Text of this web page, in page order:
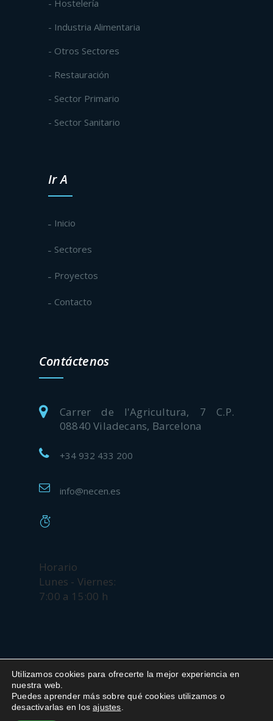
- Hostelería
- Industria Alimentaria
- Otros Sectores
- Restauración
- Sector Primario
- Sector Sanitario
Ir A
Inicio
Sectores
Proyectos
Contacto
Contáctenos
Carrer de l'Agricultura, 7 C.P.
08840 Viladecans, Barcelona
+34 932 433 200
info@necen.es
Horario
Lunes - Viernes:
7:00 a 15:00 h
Copyright © 2018 NECEN. Todos los derechos
reservados
Utilizamos cookies para ofrecerte la mejor experiencia en
nuestra web.
Puedes aprender más sobre qué cookies utilizamos o
desactivarlas en losajustes